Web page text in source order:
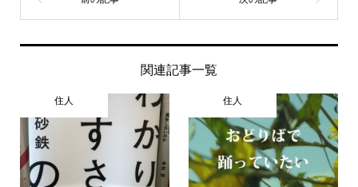
関連記事一覧
住人 住人